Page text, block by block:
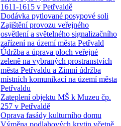
1611-1615 v Petřvaldě
Dodávka pytlované posypové soli
Zajištění provozu veřejného
osvětlení a světelného signalizačního
zařízení na území města Petřvald
Údržba a úprava ploch veřejné
zeleně na vybraných prostranstvích
města Petřvaldu a Zimní údržba
místních komunikací na území města
Petřvaldu
Zateplení objektu MŠ k Muzeu čp.
257 v Petřvaldě
Oprava fasády kulturního domu
Výměna podlahových krytin včetně